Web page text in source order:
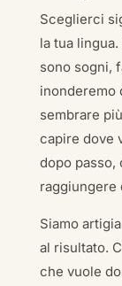
Sceglierci
la tua
sono sogni,
inonderemo
sembrare
capire dove
dopo passo,
raggiungere
Siamo
al risultato.
che vuole